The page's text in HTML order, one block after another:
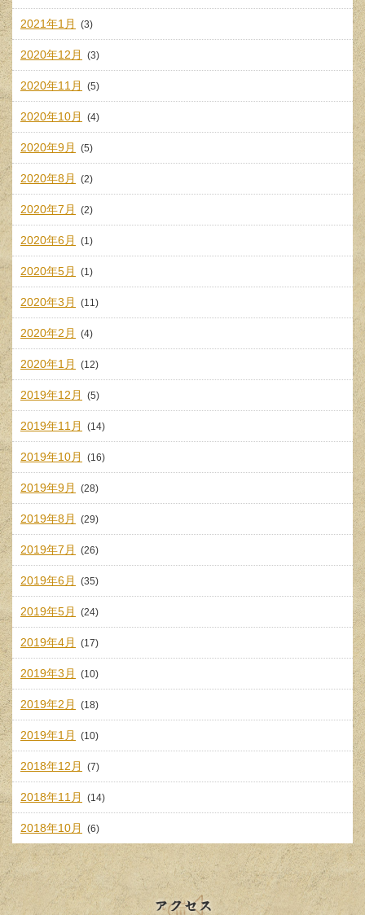
2021年1月 (3)
2020年12月 (3)
2020年11月 (5)
2020年10月 (4)
2020年9月 (5)
2020年8月 (2)
2020年7月 (2)
2020年6月 (1)
2020年5月 (1)
2020年3月 (11)
2020年2月 (4)
2020年1月 (12)
2019年12月 (5)
2019年11月 (14)
2019年10月 (16)
2019年9月 (28)
2019年8月 (29)
2019年7月 (26)
2019年6月 (35)
2019年5月 (24)
2019年4月 (17)
2019年3月 (10)
2019年2月 (18)
2019年1月 (10)
2018年12月 (7)
2018年11月 (14)
2018年10月 (6)
アクセス